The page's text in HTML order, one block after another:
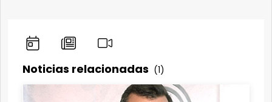
Noticias relacionadas (1)